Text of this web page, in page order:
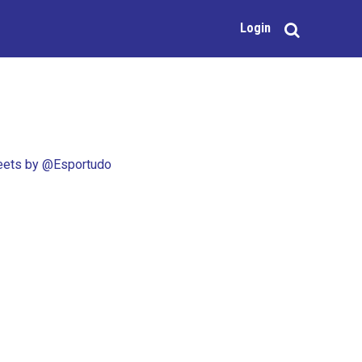
Login
by @Esportudo